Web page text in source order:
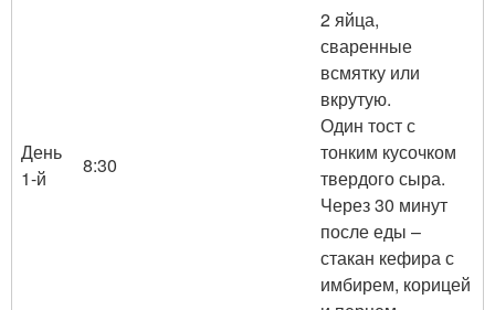
День
1-й
8:30
2 яйца,
сваренные
всмятку или
вкрутую.
Один тост с
тонким кусочком
твердого сыра.
Через 30 минут
после еды –
стакан кефира с
имбирем, корицей